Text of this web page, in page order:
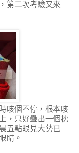
第二次考驗又來
咳個不停，根本咳
，只好疊出一個枕
五點眼見大勢已
睛。